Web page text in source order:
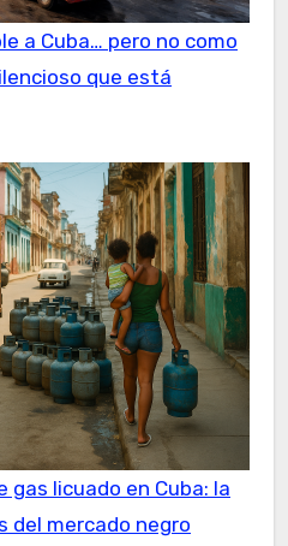
a Cuba… pero no como
que está
gas licuado en Cuba: la
del mercado negro